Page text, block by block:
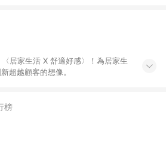
居家生活 X 舒適好感〉！為居家生
超越顧客的想像。
榜